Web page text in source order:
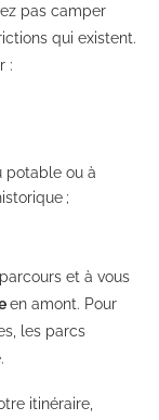
pas camper
qui existent.
:
potable ou à
;
et à vous
en amont. Pour
les parcs
itinéraire,